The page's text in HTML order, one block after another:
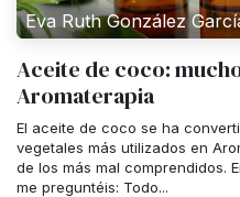
Eva Ruth González
Aceite de coco:
Aromaterapia
El aceite de coco se ha
vegetales más utilizados en
de los más mal comprendidos.
me preguntéis: Todo...